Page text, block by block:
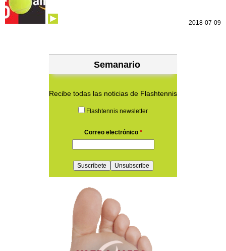
2018-07-09
Semanario
Recibe todas las noticias de Flashtennis
Flashtennis newsletter
Correo electrónico *